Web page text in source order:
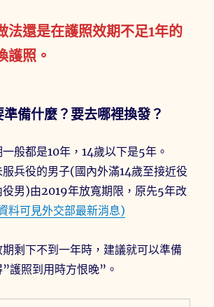
法還是在護照效期不足1年的
護照。
備什麼？要去哪裡換發？
般都是10年，14歲以下是5年。
兵役的男子(國內外滿14歲至接近役
役男)由2019年放寬期限，原先5年改
料可見外交部最新消息)
剩下不到一年時，建議就可以準備
護照到用時方恨晚”。